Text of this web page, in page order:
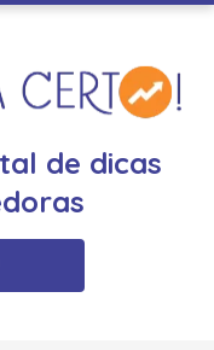
de dicas